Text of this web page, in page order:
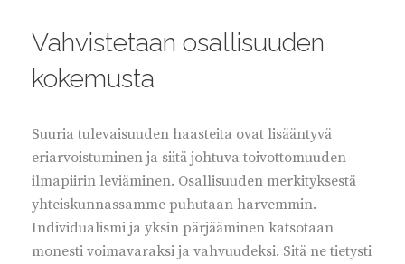
Vahvistetaan osallisuuden
kokemusta
Suuria tulevaisuuden haasteita ovat lisääntyvä
eriarvoistuminen ja siitä johtuva toivottomuuden
ilmapiirin leviäminen. Osallisuuden merkityksestä
yhteiskunnassamme puhutaan harvemmin.
Individualismi ja yksin pärjääminen katsotaan
monesti voimavaraksi ja vahvuudeksi. Sitä ne tietysti